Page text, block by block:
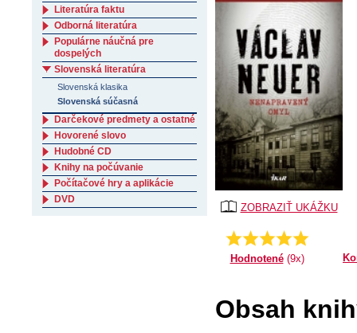
ZOBRAZIŤ UKÁŽKU
Priemer:
5.0
Hodnotené(9x)
Obsah
Literatúra faktu
Odborná literatúra
Populárne náučná pre
dospelých
Slovenská literatúra
Slovenská klasika
Slovenská súčasná
Darčekové predmety a ostatné
Hovorené slovo
Hudobné CD
Knihy na počúvanie
Počítačové hry a aplikácie
DVD